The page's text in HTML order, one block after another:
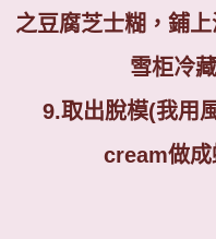
之豆腐芝士糊，鋪
雪柜冷藏
9.取出脫模(我用
cream做成